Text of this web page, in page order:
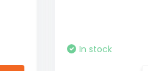
In stock